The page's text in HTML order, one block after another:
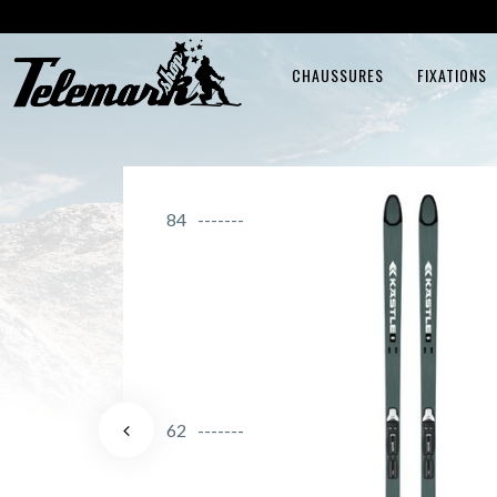
CHAUSSURES FIXATIONS
84
62